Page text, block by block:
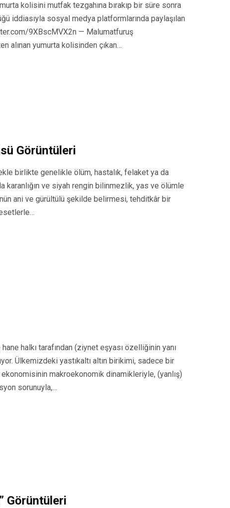
kolisini mutfak tezgahına bırakıp bir süre sonra
iddiasıyla sosyal medya platformlarında paylaşılan
9XBscMVX2n — Malumatfuruş
alınan yumurta kolisinden çıkan…
Görüntüleri
birlikte genelikle ölüm, hastalık, felaket ya da
ve siyah rengin bilinmezlik, yas ve ölümle
ani ve gürültülü şekilde belirmesi, tehditkâr bir
halkı tarafından (ziynet eşyası özelliğinin yanı
Ülkemizdeki yastıkaltı altın birikimi, sadece bir
makroekonomik dinamikleriyle, (yanlış)
sorunuyla,…
Görüntüleri